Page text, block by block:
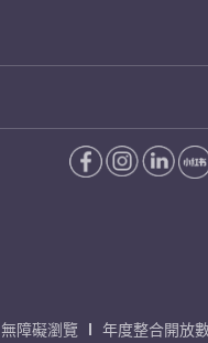
無障礙瀏覽 年度整合開放